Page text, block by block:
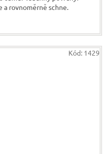
a rovnoměrně schne.
Kód: 1429